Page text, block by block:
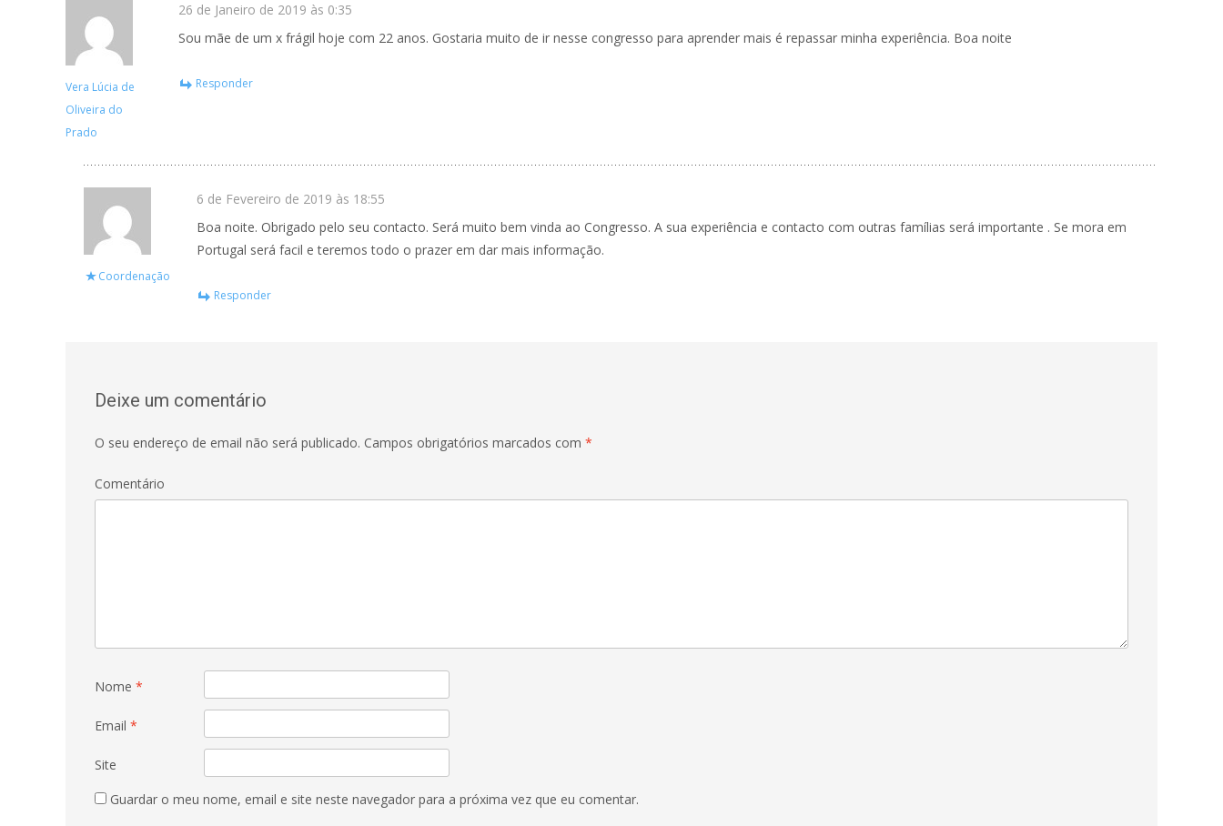
Vera Lúcia de
Oliveira do
Prado
26 de Janeiro de 2019 às 0:35
Sou mãe de um x frágil hoje com 22 anos. Gostaria muito de ir nesse congresso para aprender mais é repassar minha experiência. Boa noite
Responder
Coordenação
6 de Fevereiro de 2019 às 18:55
Boa noite. Obrigado pelo seu contacto. Será muito bem vinda ao Congresso. A sua experiência e contacto com outras famílias será importante . Se mora em
Portugal será facil e teremos todo o prazer em dar mais informação.
Responder
Deixe um comentário
O seu endereço de email não será publicado. Campos obrigatórios marcados com *
Comentário
Nome *
Email *
Site
Guardar o meu nome, email e site neste navegador para a próxima vez que eu comentar.